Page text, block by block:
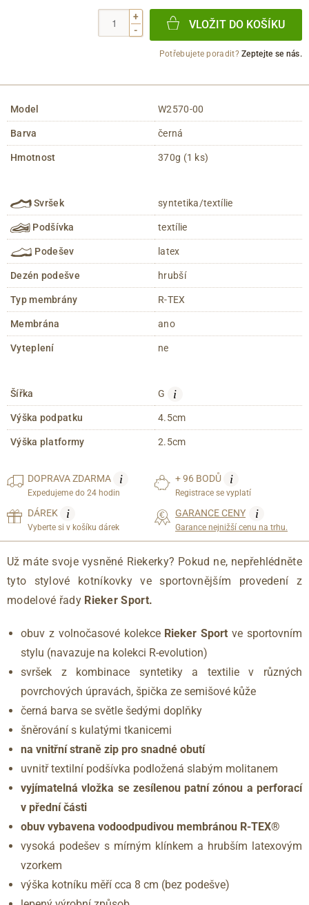
+
-
VLOŽIT DO KOŠÍKU
Potřebujete poradit?Zeptejte se nás.
Model W2570-00
Barva černá
Hmotnost 370g (1 ks)
Svršek syntetika/textílie
Podšívka textílie
Podešev latex
Dezén podešve hrubší
Typ membrány R-TEX
Membrána ano
Vyteplení ne
Šířka G i
Výška podpatku 4.5cm
Výška platformy 2.5cm
DOPRAVAZDARMA i
Expedujeme do 24 hodin
+ 96 BODŮ i
Registrace se vyplatí
DÁREK i
Vyberte si v košíku dárek
GARANCE CENY i
Garance nejnižší cenu na trhu.
Už máte svoje vysněné Riekerky? Pokud ne, nepřehlédněte
tyto stylové kotníkovky ve sportovnějším provedení z
modelové řady Rieker Sport.
obuv z volnočasové kolekce Rieker Sport ve sportovním
stylu (navazuje na kolekci R-evolution)
svršek z kombinace syntetiky a textilie v různých
povrchových úpravách, špička ze semišové kůže
černá barva se světle šedými doplňky
šněrování s kulatými tkanicemi
na vnitřní straně zip pro snadné obutí
uvnitř textilní podšívka podložená slabým molitanem
vyjímatelná vložka se zesílenou patní zónou a perforací
v přední části
obuv vybavena vodoodpudivou membránou R-TEX®
vysoká podešev s mírným klínkem a hrubším latexovým
vzorkem
výška kotníku měří cca 8 cm (bez podešve)